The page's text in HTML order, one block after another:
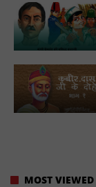
MOST VIEWED